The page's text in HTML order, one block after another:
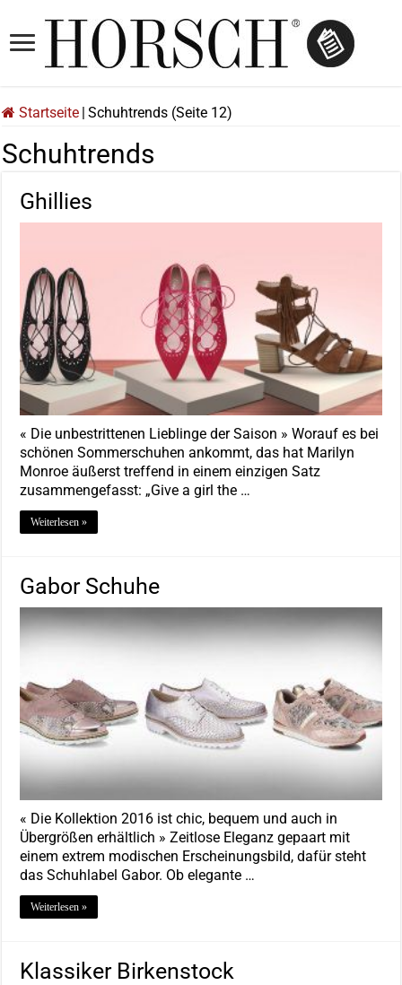
Startseite Schuhtrends (Seite 12)
Schuhtrends
Ghillies
« Die unbestrittenen Lieblinge der Saison » Worauf es bei
schönen Sommerschuhen ankommt, das hat Marilyn
Monroe äußerst treffend in einem einzigen Satz
zusammengefasst: „Give a girl the …
Weiterlesen »
Gabor Schuhe
« Die Kollektion 2016 ist chic, bequem und auch in
Übergrößen erhältlich » Zeitlose Eleganz gepaart mit
einem extrem modischen Erscheinungsbild, dafür steht
das Schuhlabel Gabor. Ob elegante …
Weiterlesen »
Klassiker Birkenstock